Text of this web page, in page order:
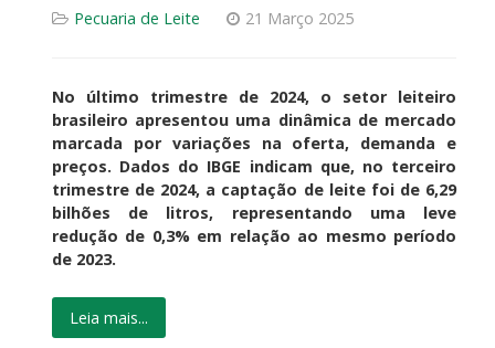
Pecuaria de Leite 21 Março 2025
No último trimestre de 2024, o setor leiteiro
brasileiro apresentou uma dinâmica de mercado
marcada por variações na oferta, demanda e
preços. Dados do IBGE indicam que, no terceiro
trimestre de 2024, a captação de leite foi de 6,29
bilhões de litros, representando uma leve
redução de 0,3% em relação ao mesmo período
de 2023.
Leia mais...